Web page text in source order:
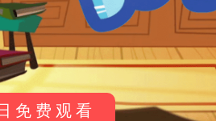
播。
驶的
他
等
难
统
、工
29日
画剧集，于​​2014年10月13日​​首播。
该剧以8岁科技小达人​​AJ​​与他驾驶的
红色怪物卡车​​Blaze​​为主角，讲述他
y）中，与推土机、消防车、叉车等
拟人化工程车伙伴共同解决科学难
题的冒险故事。作为全球首部系统
性融合​​STEM教育​​（科学、技术、工
程、数学）的…
2岁-6岁
Bukids 24年6月28日
免费观看